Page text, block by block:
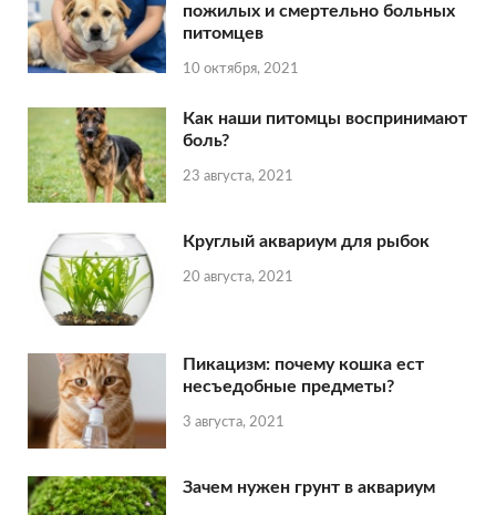
пожилых и смертельно больных
питомцев
10 октября, 2021
Как наши питомцы воспринимают
боль?
23 августа, 2021
Круглый аквариум для рыбок
20 августа, 2021
Пикацизм: почему кошка ест
несъедобные предметы?
3 августа, 2021
Зачем нужен грунт в аквариум